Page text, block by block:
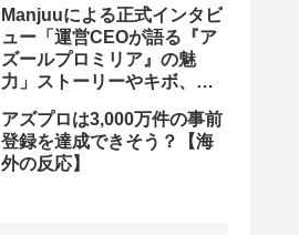
Manjuuによる正式インタビ
ュー「運営CEOが語る『ア
ズールプロミリア』の魅
力」ストーリーやキボ、ス
反応】
アズプロは3,000万件の事前
登録を達成できそう？【海
外の反応】